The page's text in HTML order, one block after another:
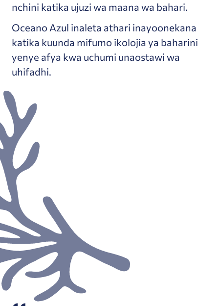
nchini katika ujuzi wa maana wa bahari.
Oceano Azul inaleta athari inayoonekana
katika kuunda mifumo ikolojia ya baharini
yenye afya kwa uchumi unaostawi wa
uhifadhi.